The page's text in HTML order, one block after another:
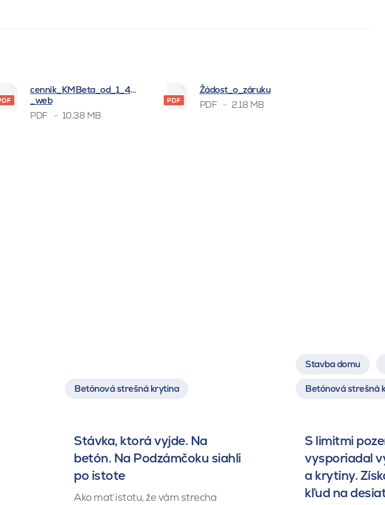
cenník_KMBeta_od_1_4_2026
_web
PDF
10.38 MB
Žádost_o_záruku
PDF
2.18 MB
Betónová strešná krytina
Stávka, ktorá vyjde. Na
betón. Na Podzámčoku siahli
po istote
Ako mať istotu, že vám strecha
Stavba domu
Betónová strešná
S limitmi
vysporiadal
a krytiny.
kľud na